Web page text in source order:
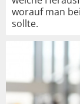
worauf man
sollte.